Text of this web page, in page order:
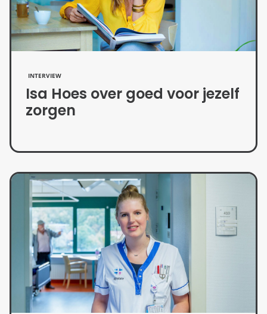
INTERVIEW
Isa Hoes over goed voor jezelf
zorgen